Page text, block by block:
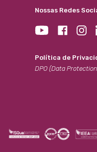
Nossas Redes
Política de
DPO (Data